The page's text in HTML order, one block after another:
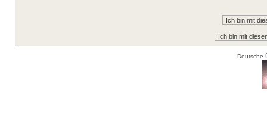
Deutsche